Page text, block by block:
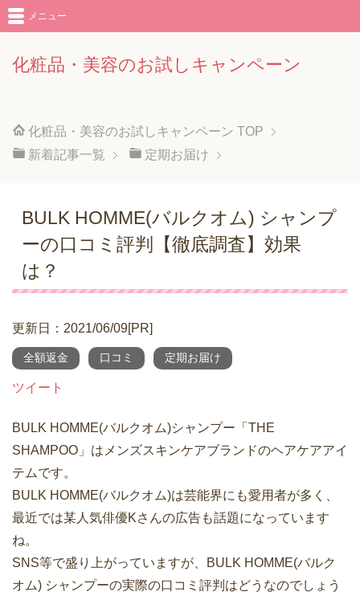
化粧品・美容のお試しキャンペーン
メニュー
化粧品・美容のお試しキャンペーン TOP
新着記事一覧
定期お届け
BULK HOMME(バルクオム) シャンプ
ーの口コミ評判【徹底調査】効果
は？
更新日：2021/06/09[PR]
全額返金 口コミ 定期お届け
ツイート
BULK HOMME(バルクオム)シャンプー「THE
SHAMPOO」はメンズスキンケアブランドのヘアケアアイ
テムです。
BULK HOMME(バルクオム)は芸能界にも愛用者が多く、
最近では某人気俳優Kさんの広告も話題になっています
ね。
SNS等で盛り上がっていますが、BULK HOMME(バルク
オム) シャンプーの実際の口コミ評判はどうなのでしょう